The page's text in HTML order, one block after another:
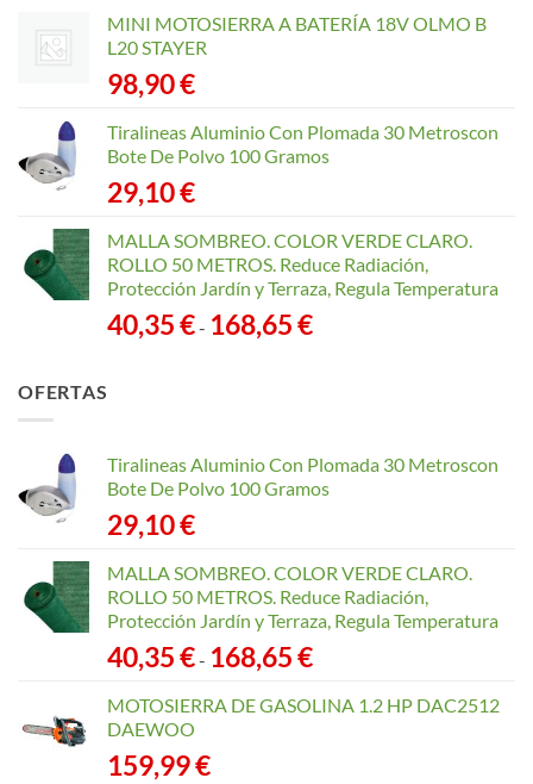
MINI MOTOSIERRA A BATERÍA 18V OLMO B
L20 STAYER
98,90€
Tiralineas Aluminio Con Plomada 30 Metroscon
Bote De Polvo 100 Gramos
29,10€
MALLA SOMBREO. COLOR VERDE CLARO.
ROLLO 50 METROS. Reduce Radiación,
Protección Jardín y Terraza, Regula Temperatura
40,35€- 168,65€Rango
168,65 €
OFERTAS
Tiralineas Aluminio Con Plomada 30 Metroscon
Bote De Polvo 100 Gramos
29,10€
MALLA SOMBREO. COLOR VERDE CLARO.
ROLLO 50 METROS. Reduce Radiación,
Protección Jardín y Terraza, Regula Temperatura
40,35€- 168,65€Rango
precios:
MOTOSIERRA DE GASOLINA 1.2 HP DAC2512
DAEWOO
159,99€